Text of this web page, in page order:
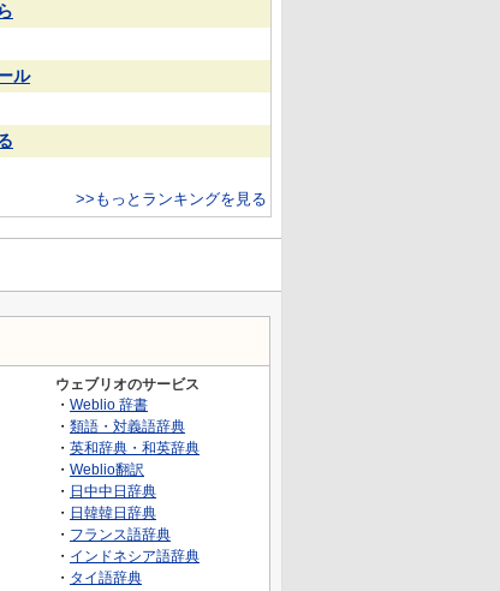
ル
>>もっとランキングを見る
ウェブリオのサービス
・ Weblio 辞書
・ 類語・対義語辞典
・ 英和辞典・和英辞典
・ Weblio翻訳
・ 日中中日辞典
・ 日韓韓日辞典
・ フランス語辞典
・ インドネシア語辞典
・ タイ語辞典